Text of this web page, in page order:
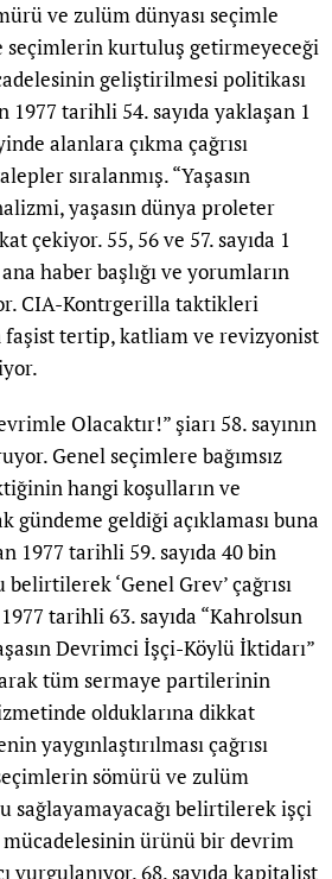
ve zulüm dünyası seçimle
seçimlerin kurtuluş getirmeyeceği
geliştirilmesi politikası
1977 tarihli 54. sayıda yaklaşan 1
alanlara çıkma çağrısı
sıralanmış. “Yaşasın
yaşasın dünya proleter
çekiyor. 55, 56 ve 57. sayıda 1
haber başlığı ve yorumların
CIA-Kontrgerilla taktikleri
faşist tertip, katliam ve revizyonist
Olacaktır!” şiarı 58. sayının
Genel seçimlere bağımsız
hangi koşulların ve
gündeme geldiği açıklaması buna
1977 tarihli 59. sayıda 40 bin
‘Genel Grev’ çağrısı
tarihli 63. sayıda “Kahrolsun
Devrimci İşçi-Köylü İktidarı”
tüm sermaye partilerinin
olduklarına dikkat
yaygınlaştırılması çağrısı
sömürü ve zulüm
sağlayamayacağı belirtilerek işçi
mücadelesinin ürünü bir devrim
vurgulanıyor. 68. sayıda kapitalist